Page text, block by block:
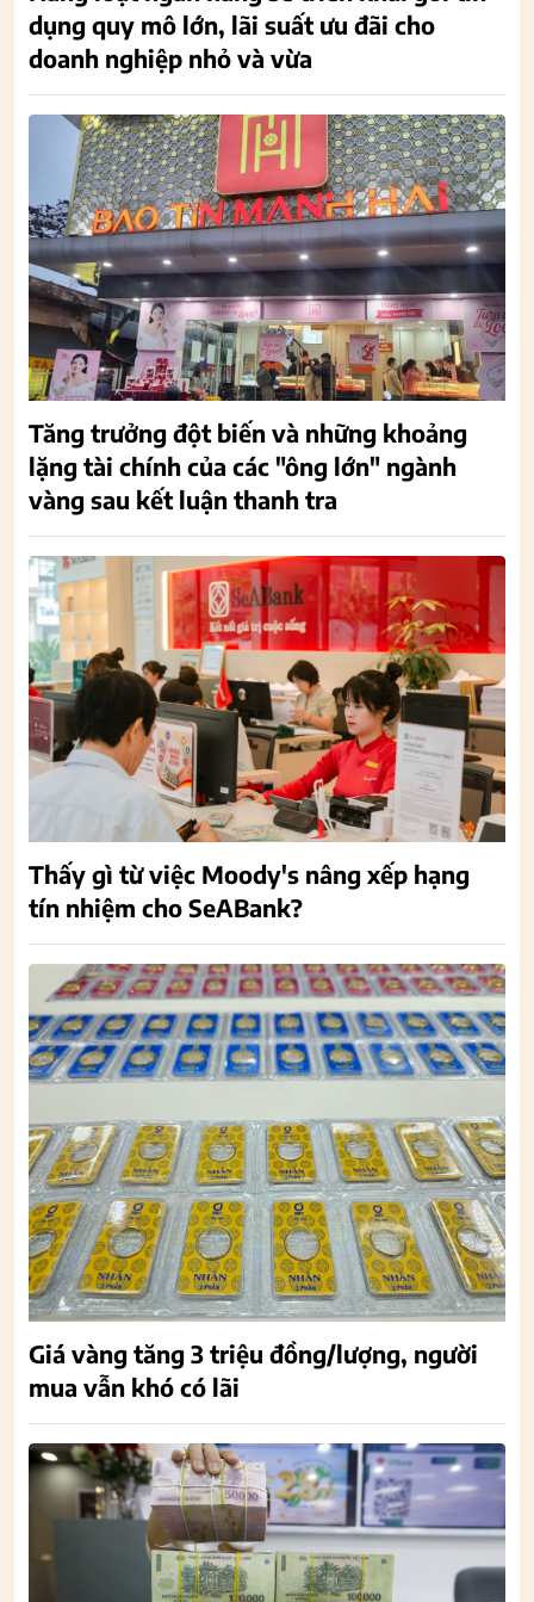
dụng quy mô lớn, lãi suất ưu đãi cho
doanh nghiệp nhỏ và vừa
Tăng trưởng đột biến và những khoảng
lặng tài chính của các "ông lớn" ngành
vàng sau kết luận thanh tra
Thấy gì từ việc Moody's nâng xếp hạng
tín nhiệm cho SeABank?
Giá vàng tăng 3 triệu đồng/lượng, người
mua vẫn khó có lãi